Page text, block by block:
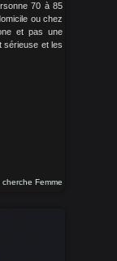
70 à 85
ou chez
et pas une
sérieuse et les
cherche Femme